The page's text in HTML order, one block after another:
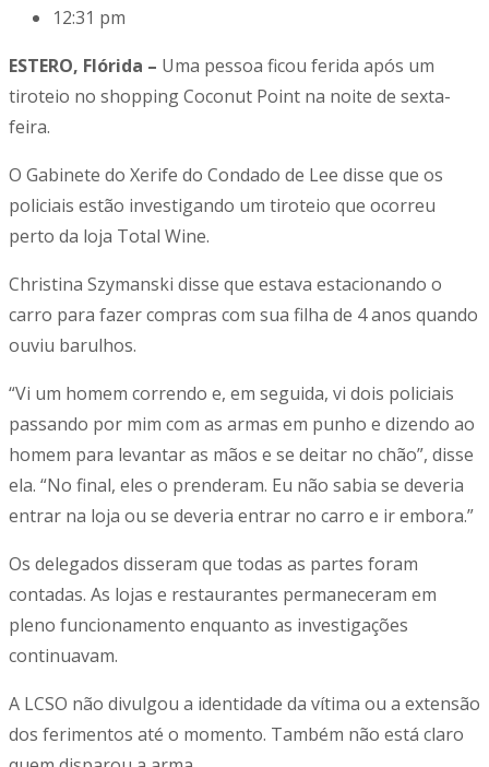
12:31 pm
ESTERO, Flórida – Uma pessoa ficou ferida após um
tiroteio no shopping Coconut Point na noite de sexta-
feira.
O Gabinete do Xerife do Condado de Lee disse que os
policiais estão investigando um tiroteio que ocorreu
perto da loja Total Wine.
Christina Szymanski disse que estava estacionando o
carro para fazer compras com sua filha de 4 anos quando
ouviu barulhos.
“Vi um homem correndo e, em seguida, vi dois policiais
passando por mim com as armas em punho e dizendo ao
homem para levantar as mãos e se deitar no chão”, disse
ela. “No final, eles o prenderam. Eu não sabia se deveria
entrar na loja ou se deveria entrar no carro e ir embora.”
Os delegados disseram que todas as partes foram
contadas. As lojas e restaurantes permaneceram em
pleno funcionamento enquanto as investigações
continuavam.
A LCSO não divulgou a identidade da vítima ou a extensão
dos ferimentos até o momento. Também não está claro